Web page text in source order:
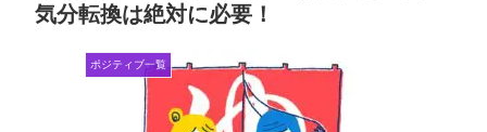
気分転換は絶対に必要！
ポジティブ一覧